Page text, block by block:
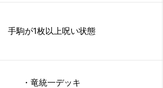
手駒が1枚以上呪い状態
・竜統一デッキ